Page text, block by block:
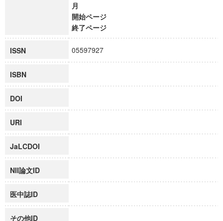
月
開始ページ
終了ページ
ISSN 05597927
ISBN
DOI
URI
JaLCDOI
NII論文ID
医中誌ID
その他ID